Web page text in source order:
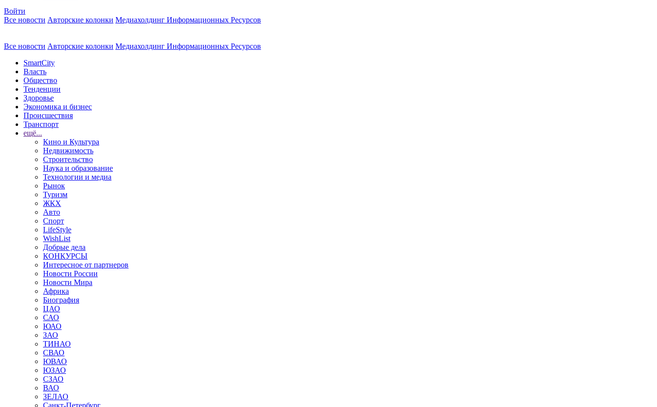
Войти
Все новости Авторские колонки Медиахолдинг Информационных Ресурсов
Все новости Авторские колонки Медиахолдинг Информационных Ресурсов
SmartCity
Власть
Общество
Тенденции
Здоровье
Экономика и бизнес
Происшествия
Транспорт
ещё...
Кино и Культура
Недвижимость
Строительство
Наука и образование
Технологии и медиа
Рынок
Туризм
ЖКХ
Авто
Спорт
LifeStyle
WishList
Добрые дела
КОНКУРСЫ
Интересное от партнеров
Новости России
Новости Мира
Африка
Биография
ЦАО
САО
ЮАО
ЗАО
ТИНАО
СВАО
ЮВАО
ЮЗАО
СЗАО
ВАО
ЗЕЛАО
Санкт-Петербург